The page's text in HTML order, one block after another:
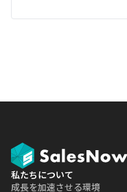
私たちについて
成長を加速させる環境